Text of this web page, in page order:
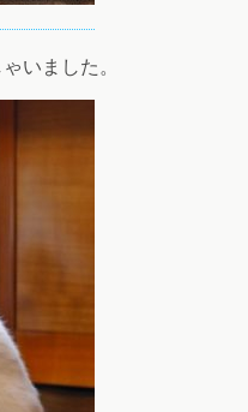
いました。